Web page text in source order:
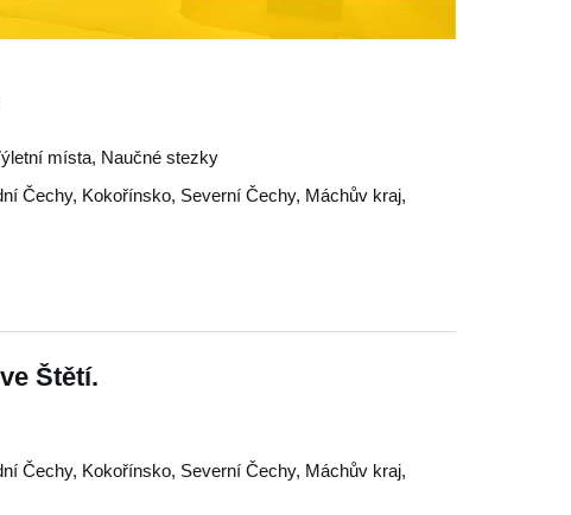
místa, Naučné stezky
Čechy, Kokořínsko, Severní Čechy, Máchův kraj,
Štětí.
Čechy, Kokořínsko, Severní Čechy, Máchův kraj,